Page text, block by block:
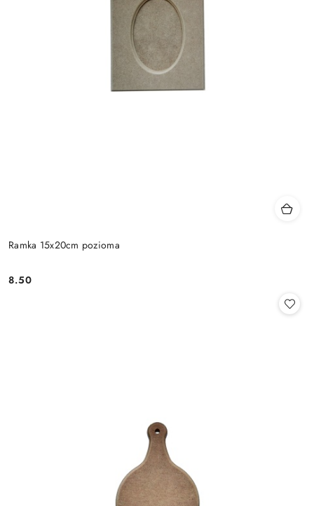
Ramka 15x20cm pozioma
Cena:
8.50